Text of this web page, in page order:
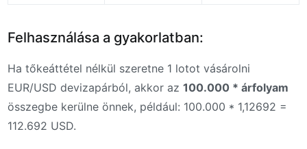
Felhasználása a gyakorlatban:
Ha tőkeáttétel nélkül szeretne 1 lotot vásárolni
EUR/USD devizapárból, akkor az 100.000 * árfolyam
összegbe kerülne önnek, például: 100.000 * 1,12692 =
112.692 USD.